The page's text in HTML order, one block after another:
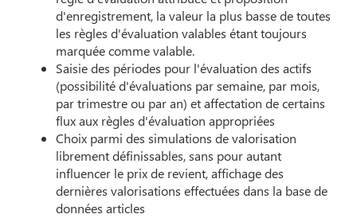
d'enregistrement, la valeur la plus basse de toutes
les règles d'évaluation valables étant toujours
marquée comme valable.
Saisie des périodes pour l'évaluation des actifs
(possibilité d'évaluations par semaine, par mois,
par trimestre ou par an) et affectation de certains
flux aux règles d'évaluation appropriées
Choix parmi des simulations de valorisation
librement définissables, sans pour autant
influencer le prix de revient, affichage des
dernières valorisations effectuées dans la base de
données articles